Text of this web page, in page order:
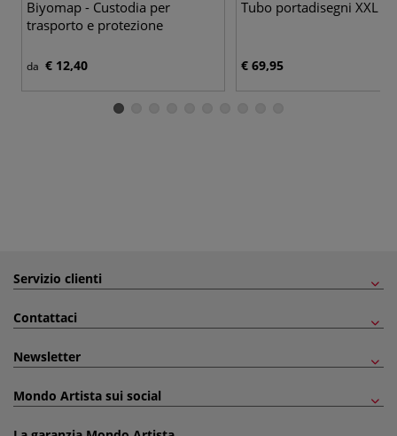
Biyomap - Custodia per
trasporto e protezione
da € 12,40
Tubo portadisegni XXL
€ 69,95
Servizio clienti
Contattaci
Newsletter
Mondo Artista sui social